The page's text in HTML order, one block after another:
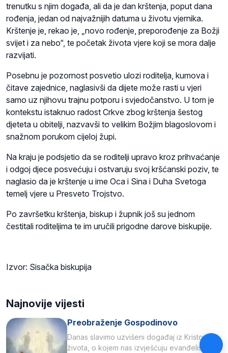
trenutku s njim događa, ali da je dan krštenja, poput dana
rođenja, jedan od najvažnijih datuma u životu vjernika.
Krštenje je, rekao je, „novo rođenje, preporođenje za Božji
svijet i za nebo“, te početak života vjere koji se mora dalje
razvijati.
Posebnu je pozornost posvetio ulozi roditelja, kumova i
čitave zajednice, naglasivši da dijete može rasti u vjeri
samo uz njihovu trajnu potporu i svjedočanstvo. U tom je
kontekstu istaknuo radost Crkve zbog krštenja šestog
djeteta u obitelji, nazvavši to velikim Božjim blagoslovom i
snažnom porukom cijeloj župi.
Na kraju je podsjetio da se roditelji upravo kroz prihvaćanje
i odgoj djece posvećuju i ostvaruju svoj kršćanski poziv, te
naglasio da je krštenje u ime Oca i Sina i Duha Svetoga
temelj vjere u Presveto Trojstvo.
Po završetku krštenja, biskup i župnik još su jednom
čestitali roditeljima te im uručili prigodne darove biskupije.
Izvor: Sisačka biskupija
Najnovije vijesti
Preobraženje Gospodinovo
Danas slavimo uzvišeni događaj iz Kristova
života, o kojem nas izvješćuju evanđelisti